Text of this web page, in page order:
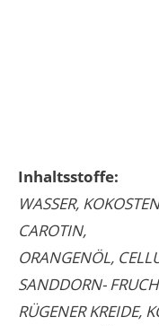
Inhaltsstoffe:
WASSER,
CAROTIN,
ORANGENÖL,
SANDDORN-
RÜGENER KREIDE,